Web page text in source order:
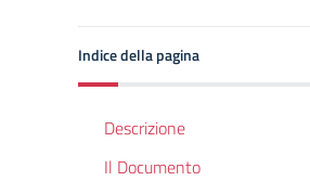
Indice della pagina
Descrizione
Il Documento